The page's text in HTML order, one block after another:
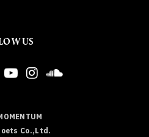
US
Co.,Ltd.